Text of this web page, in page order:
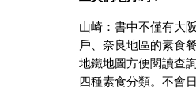
山崎：書中不僅有大
戶、奈良地區的素食
地鐵地圖方便閱讀查
四種素食分類。不會